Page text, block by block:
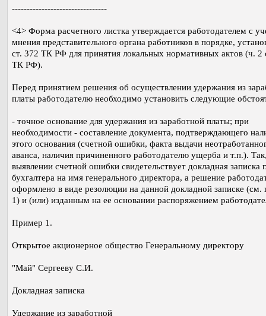
--------------------------------
<4> Форма расчетного листка утверждается работодателем с
мнения представительного органа работников в порядке,
ст. 372 ТК РФ для принятия локальных нормативных актов (ч. 2
ТК РФ).
Перед принятием решения об осуществлении удержания из
платы работодателю необходимо установить следующие
- точное основание для удержания из заработной платы; при
необходимости - составление документа, подтверждающего
этого основания (счетной ошибки, факта выдачи
аванса, наличия причиненного работодателю ущерба и т.п.).
выявлении счетной ошибки свидетельствует докладная записка
бухгалтера на имя генерального директора, а решение
оформлено в виде резолюции на данной докладной записке (см.
1) и (или) изданным на ее основании распоряжением
Пример 1.
Открытое акционерное общество Генеральному директору
"Май" Сергееву С.И.
Докладная записка
Удержание из заработной